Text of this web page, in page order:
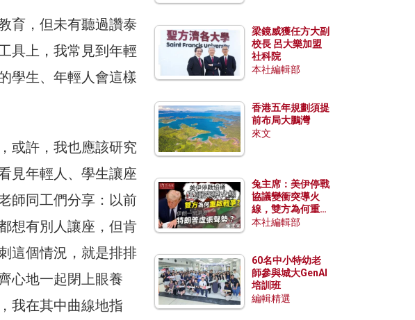
育，但未有聽過讚泰
具上，我常見到年輕
學生、年輕人會這樣
或許，我也應該研究
見年輕人、學生讓座
師同工們分享：以前
想有別人讓座，但肯
這個情況，就是排排
心地一起閉上眼養
我在其中曲線地指
梁鏡威獲任方大副
校長 呂大樂加盟
社科院
本社編輯部
香港五年規劃須提
前布局大鵬灣
來文
兔主席：美伊停戰
協議變衝突導火
線，雙方為何重啟
戰爭？伊朗一早洞
本社編輯部
60名中小特幼老
師參與城大GenAI
培訓班
編輯精選